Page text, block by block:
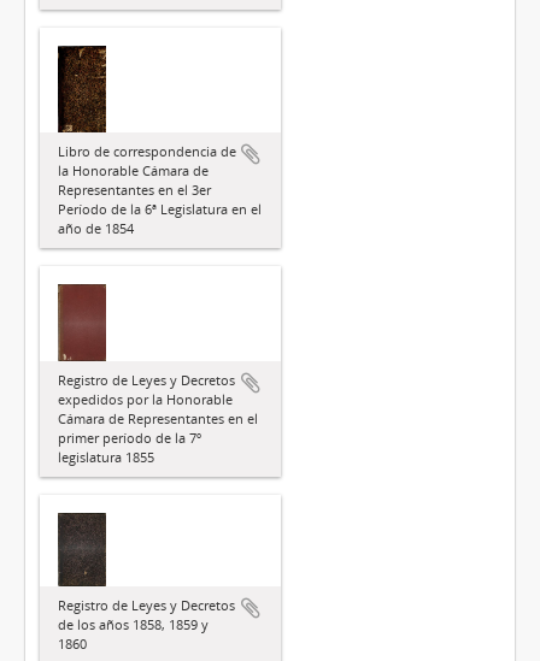
Libro de correspondencia de
la Honorable Cámara de
Representantes en el 3er
Período de la 6ª Legislatura en el
año de 1854
Registro de Leyes y Decretos
expedidos por la Honorable
Cámara de Representantes en el
primer período de la 7º
legislatura 1855
Registro de Leyes y Decretos
de los años 1858, 1859 y
1860